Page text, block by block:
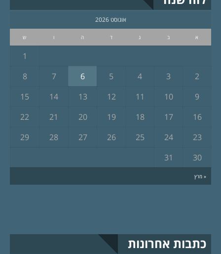
אוגוסט 2026
א ב ג ד ה ו ש
« מרץ
1
2
3
4
5
6
7
8
9
10
11
12
13
14
15
16
17
18
19
20
21
22
23
24
25
26
27
28
29
30
31
כתבות אחרונות